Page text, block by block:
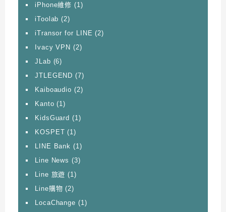
iPhone維修 (1)
iToolab (2)
iTransor for LINE (2)
Ivacy VPN (2)
JLab (6)
JTLEGEND (7)
Kaiboaudio (2)
Kanto (1)
KidsGuard (1)
KOSPET (1)
LINE Bank (1)
Line News (3)
Line 旅遊 (1)
Line購物 (2)
LocaChange (1)